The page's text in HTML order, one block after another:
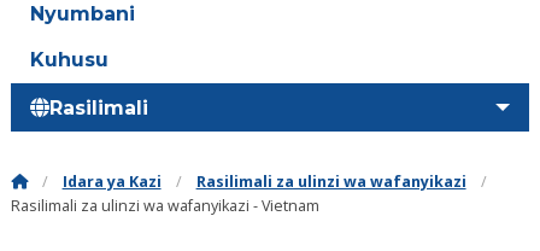
Nyumbani
Kuhusu
Rasilimali
Idara ya Kazi
Rasilimali za ulinzi wa wafanyikazi
Rasilimali za ulinzi wa wafanyikazi - Vietnam